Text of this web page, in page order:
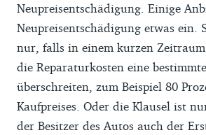
Neupreisentschädigung. Einige
Neupreisentschädigung etwas ein.
nur, falls in einem kurzen
die Reparaturkosten eine
überschreiten, zum Beispiel 80
Kaufpreises. Oder die Klausel ist
der Besitzer des Autos auch der